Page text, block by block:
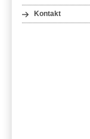
Kontakt